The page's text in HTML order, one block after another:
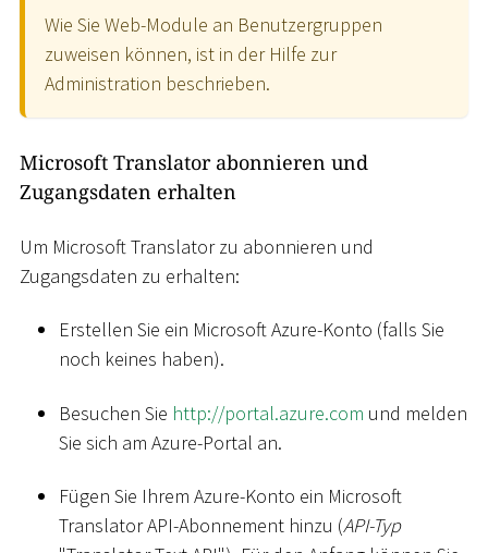
Wie Sie Web-Module an Benutzergruppen
zuweisen können, ist in der Hilfe zur
Administration beschrieben.
Microsoft Translator abonnieren und
Zugangsdaten erhalten
Um Microsoft Translator zu abonnieren und
Zugangsdaten zu erhalten:
Erstellen Sie ein Microsoft Azure-Konto (falls Sie
noch keines haben).
Besuchen Sie http://portal.azure.com und melden
Sie sich am Azure-Portal an.
Fügen Sie Ihrem Azure-Konto ein Microsoft
Translator API-Abonnement hinzu (API-Typ